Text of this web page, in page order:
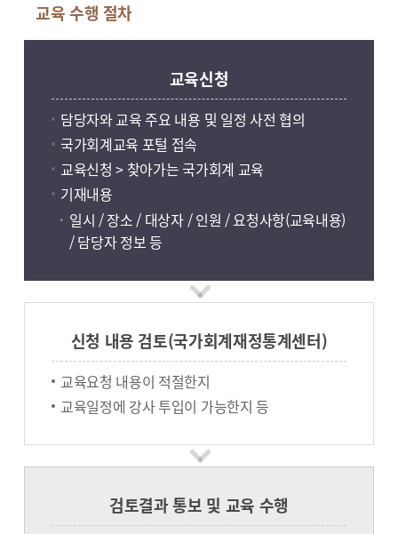
교육 수행 절차
교육신청
담당자와 교육 주요 내용 및 일정 사전 협의
국가회계교육 포털 접속
교육신청 > 찾아가는 국가회계 교육
기재내용
일시 / 장소 / 대상자 / 인원 / 요청사항(교육내용)
/ 담당자 정보 등
신청 내용 검토(국가회계재정통계센터)
교육요청 내용이 적절한지
교육일정에 강사 투입이 가능한지 등
검토결과 통보 및 교육 수행